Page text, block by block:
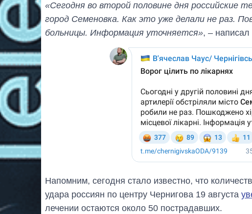
«Сегодня во второй половине дня российские
город Семеновка. Как это уже делали не раз.
больницы. Информация уточняется», – написал
Напомним, сегодня стало известно, что
удара россиян по центру Чернигова 19 августа
лечении остаются около 50 пострадавших.